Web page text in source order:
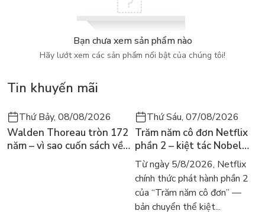
Bạn chưa xem sản phẩm nào
Hãy lướt xem các sản phẩm nổi bật của chúng tôi!
Tin khuyến mãi
Thứ Bảy, 08/08/2026
Walden Thoreau tròn 172
năm – vì sao cuốn sách về
Thứ Sáu, 07/08/2026
Trăm năm cô đơn Netflix
phần 2 – kiệt tác Nobel
trở lại màn ảnh, dòng
người tìm đọc lại García
Márquez
Từ ngày 5/8/2026, Netflix
chính thức phát hành phần 2
của “Trăm năm cô đơn” —
bản chuyển thể kiệt...